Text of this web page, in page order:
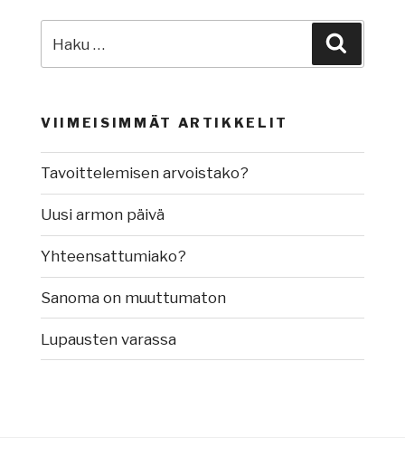
VIIMEISIMMÄT ARTIKKELIT
Tavoittelemisen arvoistako?
Uusi armon päivä
Yhteensattumiako?
Sanoma on muuttumaton
Lupausten varassa